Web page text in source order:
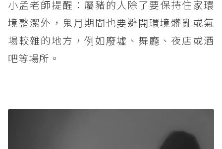
小孟老師提醒：屬豬的人除了要保持住家環
境整潔外，鬼月期間也要避開環境髒亂或氣
場較雜的地方，例如廢墟、舞廳、夜店或酒
吧等場所。